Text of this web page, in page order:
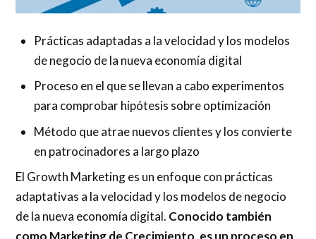
Prácticas adaptadas a la velocidad y los modelos
de negocio de la nueva economía digital
Proceso en el que se llevan a cabo experimentos
para comprobar hipótesis sobre optimización
Método que atrae nuevos clientes y los convierte
en patrocinadores a largo plazo
El Growth Marketing es un enfoque con prácticas
adaptativas a la velocidad y los modelos de negocio
de la nueva economía digital. Conocido también